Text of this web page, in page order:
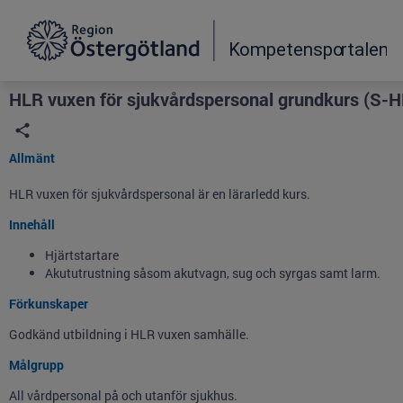
Grade
Portal
HLR vuxen för sjukvårdspersonal grundkurs (S-
Allmänt
HLR vuxen för sjukvårdspersonal är en lärarledd kurs.
Innehåll
Hjärtstartare
Akututrustning såsom akutvagn, sug och syrgas samt larm.
Förkunskaper
Godkänd utbildning i HLR vuxen samhälle.
Målgrupp
All vårdpersonal på och utanför sjukhus.